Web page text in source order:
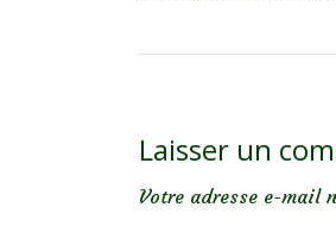
Laisser un
Votre adresse e-mail